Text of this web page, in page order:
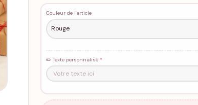
Couleur de l'article
✏️ Texte personnalisé *